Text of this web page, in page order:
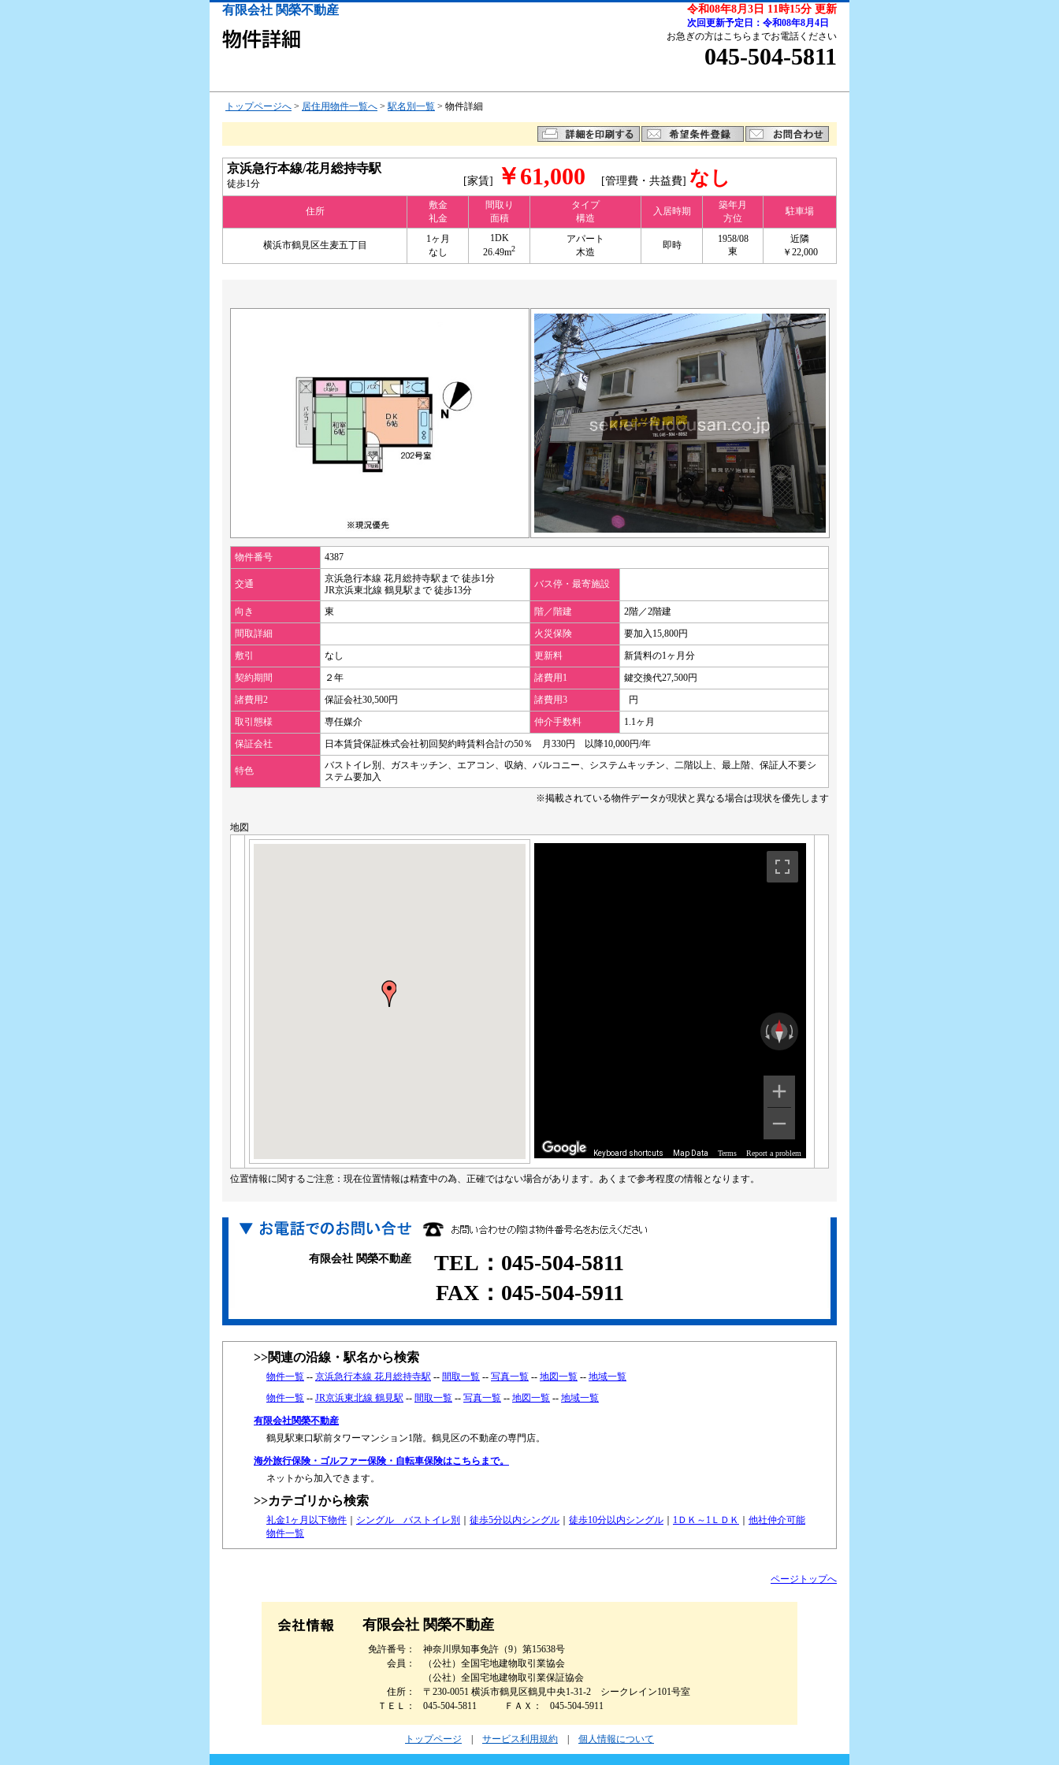
令和08年8月3日 11時15分 更新
次回更新予定日：令和08年8月4日
有限会社 関榮不動産
お急ぎの方はこちらまでお電話ください
045-504-5811
トップページへ > 居住用物件一覧へ >駅名別一覧 > 物件詳細
京浜急行本線/花月総持寺駅
徒歩1分 [家賃] ￥61,000 [管理費・共益費] なし
住所
敷金
礼金
間取り
面積
タイプ
構造
入居時期
築年月
方位
駐車場
横浜市鶴見区生麦五丁目
1ヶ月
なし
1DK
26.49m2
アパート
木造
即時
1958/08
東
近隣
￥22,000
物件番号 4387
交通
京浜急行本線 花月総持寺駅まで 徒歩1分
JR京浜東北線 鶴見駅まで 徒歩13分
バス停・最寄施設
向き 東 階／階建
2階／2階建
間取詳細
火災保険
要加入15,800円
敷引
なし 更新料
新賃料の1ヶ月分
契約期間
２年 諸費用1
鍵交換代27,500円
諸費用2
保証会社30,500円 諸費用3
円
取引態様
専任媒介 仲介手数料
1.1ヶ月
保証会社
日本賃貸保証株式会社初回契約時賃料合計の50％ 月330円 以降10,000円/年
特色
バストイレ別、ガスキッチン、エアコン、収納、バルコニー、システムキッチン、二階以上、最上階、保証人不要シ
ステム要加入
※掲載されている物件データが現状と異なる場合は現状を優先します
地図
Keyboard shortcuts Map Data Terms Report a problem
位置情報に関するご注意：現在位置情報は精査中の為、正確ではない場合があります。あくまで参考程度の情報となります。
有限会社 関榮不動産
TEL：045-504-5811
FAX：045-504-5911
>>関連の沿線・駅名から検索
物件一覧 -- 京浜急行本線 花月総持寺駅 -- 間取一覧 -- 写真一覧 -- 地図一覧 -- 地域一覧
物件一覧 -- JR京浜東北線 鶴見駅 -- 間取一覧 -- 写真一覧 -- 地図一覧 -- 地域一覧
有限会社関榮不動産
鶴見駅東口駅前タワーマンション1階。鶴見区の不動産の専門店。
海外旅行保険・ゴルファー保険・自転車保険はこちらまで。
ネットから加入できます。
>>カテゴリから検索
礼金1ヶ月以下物件 シングル バストイレ別 徒歩5分以内シングル 徒歩10分以内シングル 1ＤＫ～1ＬＤＫ
他社仲介可能
物件一覧
ページトップへ
有限会社 関榮不動産
免許番号：
神奈川県知事免許（9）第15638号
会員：
（公社）全国宅地建物取引業協会
（公社）全国宅地建物取引業保証協会
住所：
〒230-0051 横浜市鶴見区鶴見中央1-31-2 シークレイン101号室
ＴＥＬ：
045-504-5811 ＦＡＸ： 045-504-5911
トップページ サービス利用規約 個人情報について